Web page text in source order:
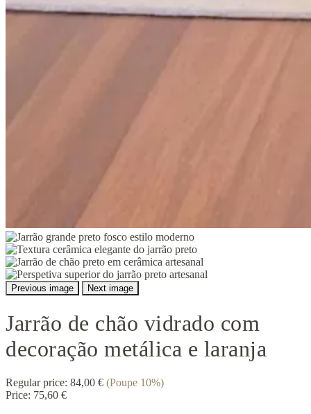
Previous image Next image
Jarrão de chão vidrado com
decoração metálica e laranja
Regular price: 84,00 € (Poupe 10%)
Price: 75,60 €